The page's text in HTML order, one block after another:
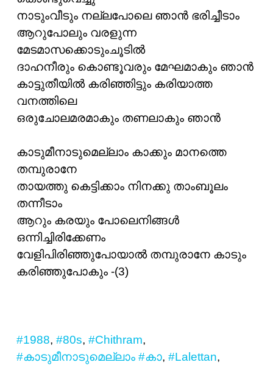
നാടുംവീടും നല്ലപോലെ ഞാന്‍ ഭരിച്ചീടാം
ആറുപോലും വരളുന്ന
മേടമാസക്കൊടുംചൂടില്‍
ദാഹനീരും കൊണ്ടൂവരും മേഘമാകും ഞാന്‍
കാട്ടുതീയില്‍ കരിഞ്ഞിട്ടും കരിയാത്ത
വനത്തിലെ
ഒരുചോലമരമാകും തണലാകും ഞാന്‍
കാടുമീനാടുമെല്ലാം കാക്കും മാനത്തെ
തമ്പുരാനേ
തായത്തു കെട്ടിക്കാം നിനക്കു താംബൂലം
തന്നീടാം
ആറും കരയും പോലെനിങ്ങള്‍
ഒന്നിച്ചിരിക്കേണം
വേളിപിരിഞ്ഞുപോയാല്‍ തമ്പുരാനേ കാടും
കരിഞ്ഞുപോകും -(3)
#1988, #80s, #Chithram,
#കാടുമീനാടുമെല്ലാം #കാ, #Lalettan,